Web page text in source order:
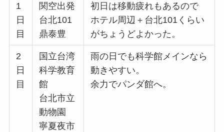
1
日
目
関空出発
台北101
鼎泰豊
初日は移動疲れもあるので
ホテル周辺＋台北101くらい
がちょうどよかった。
2
日
目
国立台湾
科学教育
館
台北市立
動物園
寧夏夜市
雨の日でも科学館メインなら
動きやすい。
余力でパンダ館へ。